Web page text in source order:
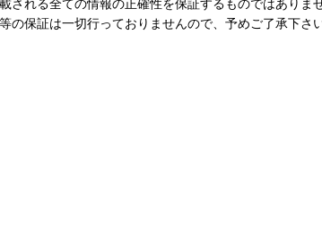
される全ての情報の正確性を保証するものではありませ
の保証は一切行っておりませんので、予めご了承下さい